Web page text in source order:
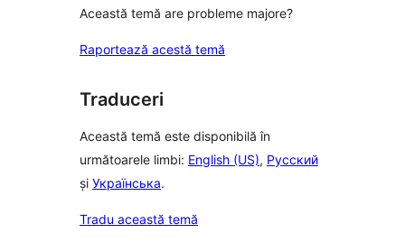
Această temă are probleme majore?
Raportează acestă temă
Traduceri
Această temă este disponibilă în
următoarele limbi: English (US), Русский
și Українська.
Tradu această temă